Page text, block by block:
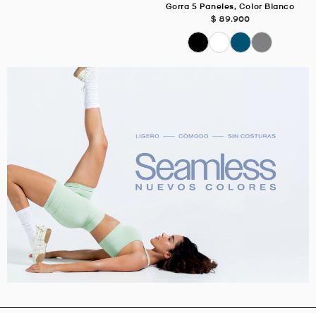
Gorra 5 Paneles, Color Blanco
$ 89.900